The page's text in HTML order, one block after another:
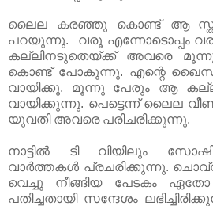
ലൈല കരഞ്ഞു കൊണ്ട് ആ
പറയുന്നു. വരൂ എന്നോടൊപ്പം
കല്ലിനടുതെയ്ക്ക് അവരെ
കൊണ്ട് പോകുന്നു. എന്റെ
വായിക്കൂ. മൂന്നു പേരും ആ
വായിക്കുന്നു. പെട്ടെന്ന് ലൈല
യുവതി അവരെ പരിചരിക്കുന്നു.
നാട്ടിൽ ടി വിയിലും
വാർത്തകൾ പ്രചരിക്കുന്നു.
വെച്ചു നീങ്ങിയ പേടകം
പതിച്ചതായി സന്ദേശം